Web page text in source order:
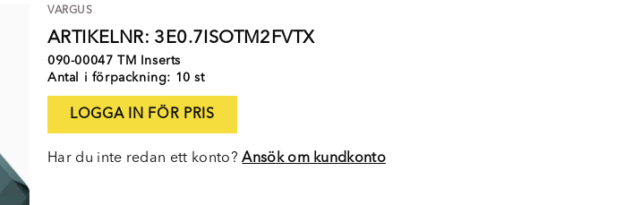
VARGUS
ARTIKELNR: 3E0.7ISOTM2FVTX
090-00047 TM Inserts
Antal i förpackning: 10 st
LOGGA IN FÖR PRIS
Har du inte redan ett konto?Ansök om kundkonto